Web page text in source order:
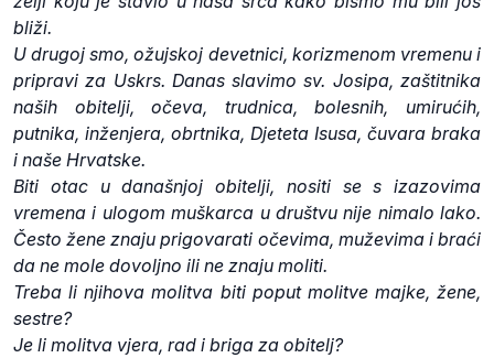
bliži.
U drugoj smo, ožujskoj devetnici, korizmenom vremenu i
pripravi za Uskrs. Danas slavimo sv. Josipa, zaštitnika
naših obitelji, očeva, trudnica, bolesnih, umirućih,
putnika, inženjera, obrtnika, Djeteta Isusa, čuvara braka
i naše Hrvatske.
Biti otac u današnjoj obitelji, nositi se s izazovima
vremena i ulogom muškarca u društvu nije nimalo lako.
Često žene znaju prigovarati očevima, muževima i braći
da ne mole dovoljno ili ne znaju moliti.
Treba li njihova molitva biti poput molitve majke, žene,
sestre?
Je li molitva vjera, rad i briga za obitelj?